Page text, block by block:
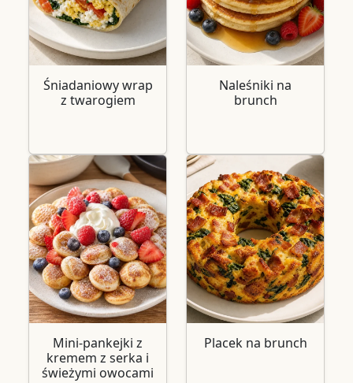
Śniadaniowy wrap
z twarogiem
Naleśniki na
brunch
Mini-pankejki z
kremem z serka i
świeżymi owocami
Placek na brunch